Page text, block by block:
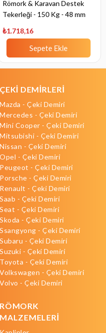
Römork & Karavan Destek
Tekerleği - 150 Kg - 48 mm
₺1.718,16
Sepete Ekle
ÇEKİ DEMİRLERİ
Mazda - Çeki Demiri
Mercedes - Çeki Demiri
Mini Cooper - Çeki Demiri
Mitsubishi - Çeki Demiri
Nissan - Çeki Demiri
Opel - Çeki Demiri
Peugeot - Çeki Demiri
Porsche - Çeki Demiri
Renault - Çeki Demiri
Saab - Çeki Demiri
Seat - Çeki Demiri
Skoda - Çeki Demiri
Ssangyong - Çeki Demiri
Subaru - Çeki Demiri
Suzuki - Çeki Demiri
Toyota - Çeki Demiri
Volkswagen - Çeki Demiri
Volvo - Çeki Demiri
RÖMORK
MALZEMELERİ